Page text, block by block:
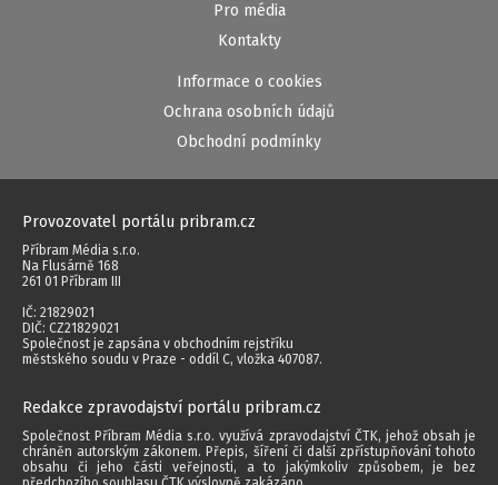
Pro média
Kontakty
Informace o cookies
Ochrana osobních údajů
Obchodní podmínky
Provozovatel portálu pribram.cz
Příbram Média s.r.o.
Na Flusárně 168
261 01 Příbram III
IČ: 21829021
DIČ: CZ21829021
Společnost je zapsána v obchodním rejstříku
městského soudu v Praze - oddíl C, vložka 407087.
Redakce zpravodajství portálu pribram.cz
Společnost Příbram Média s.r.o. využívá zpravodajství ČTK, jehož obsah je
chráněn autorským zákonem. Přepis, šíření či další zpřístupňování tohoto
obsahu či jeho části veřejnosti, a to jakýmkoliv způsobem, je bez